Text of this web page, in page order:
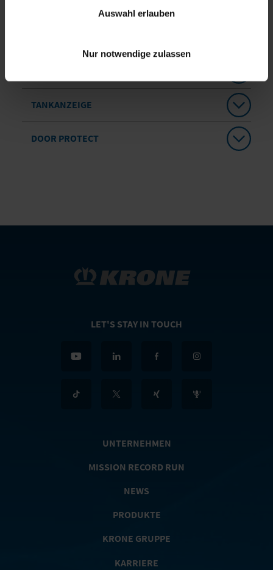
Auswahl erlauben
Nur notwendige zulassen
TANKANZEIGE
DOOR PROTECT
LET'S STAY IN TOUCH
UNTERNEHMEN
MISSION RECORD RUN
NEWS
PRODUKTE
KRONE GRUPPE
KARRIERE